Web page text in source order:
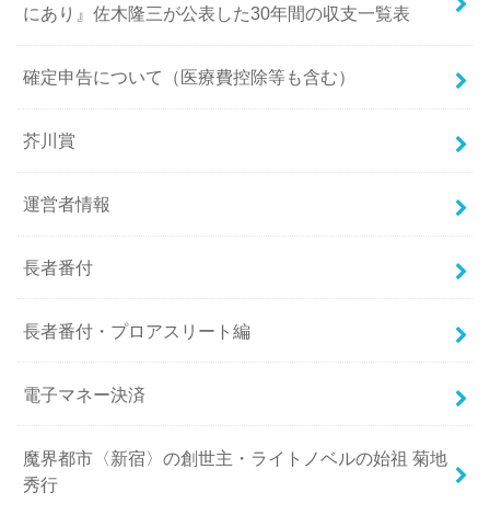
にあり』佐木隆三が公表した30年間の収支一覧表
確定申告について（医療費控除等も含む）
芥川賞
運営者情報
長者番付
長者番付・プロアスリート編
電子マネー決済
魔界都市〈新宿〉の創世主・ライトノベルの始祖 菊地
秀行